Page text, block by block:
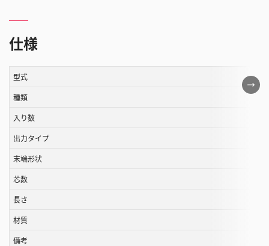
仕様
こ
の
型式
種類
入り数
出力タイプ
末端形状
芯数
長さ
材質
備考